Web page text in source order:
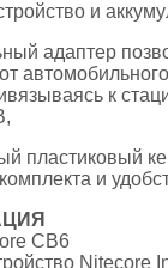
и
адаптер
к
пластиковый
и
CB6
Nitecore